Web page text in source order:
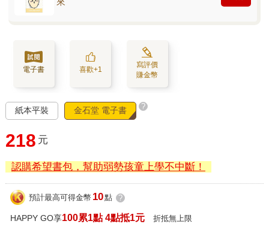
電子書 喜歡+1
寫評價
賺金幣
紙本平裝 金石堂 電子書 ?
218 元
認購希望書包，幫助弱勢孩童上學不中斷！
預計最高可得金幣 10點 ?
HAPPY GO享100累1點 4點抵1元 折抵無上限